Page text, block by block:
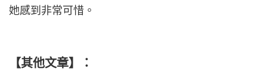
她感到非常可惜。
【其他文章】：